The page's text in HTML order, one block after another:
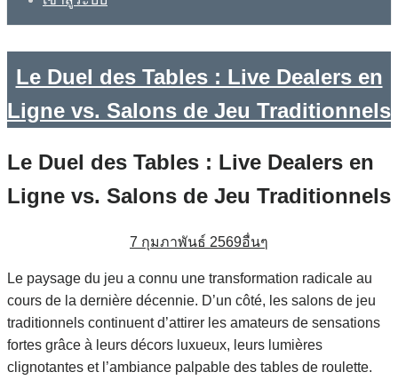
Le Duel des Tables : Live Dealers en
Ligne vs. Salons de Jeu Traditionnels
Le Duel des Tables : Live Dealers en
Ligne vs. Salons de Jeu Traditionnels
7 กุมภาพันธ์ 2569อื่นๆ
Le paysage du jeu a connu une transformation radicale au
cours de la dernière décennie. D’un côté, les salons de jeu
traditionnels continuent d’attirer les amateurs de sensations
fortes grâce à leurs décors luxueux, leurs lumières
clignotantes et l’ambiance palpable des tables de roulette.